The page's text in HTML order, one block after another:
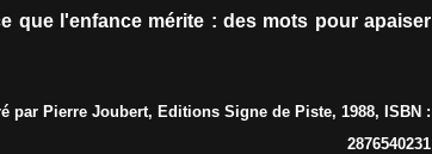
que l'enfance mérite : des mots pour apaiser
par Pierre Joubert, Editions Signe de Piste, 1988, ISBN :
2876540231